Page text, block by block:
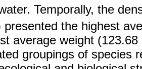
Temporally, the
presented the highest
average weight
groupings of species